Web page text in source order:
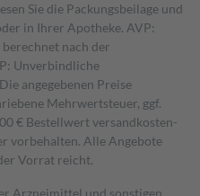
Sie die Packungsbeilage und
in Ihrer Apotheke. AVP:
nach der
Unverbindliche
angegebenen Preise
Mehrwertsteuer, ggf.
€ Bestell­wert versand­kosten­
vorbehalten. Alle Angebote
Vorrat reicht.
Arzneimittel und sonstigen